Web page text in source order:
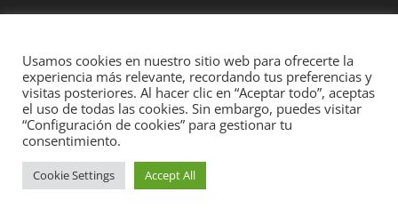
Diseñado porElegant Themes| Desarrollado porWordPress
Usamos cookies en nuestro sitio web para ofrecerte la
experiencia más relevante, recordando tus preferencias y
visitas posteriores. Al hacer clic en “Aceptar todo”, aceptas
el uso de todas las cookies. Sin embargo, puedes visitar
“Configuración de cookies” para gestionar tu
consentimiento.
Cookie Settings Accept All